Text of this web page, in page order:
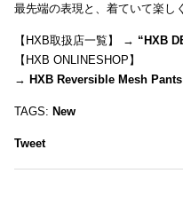
最先端の表現と、着ていて楽し
【HXB取扱店一覧】 → “HXB
【HXB ONLINESHOP】
→ HXB Reversible Mesh
TAGS: New
Tweet